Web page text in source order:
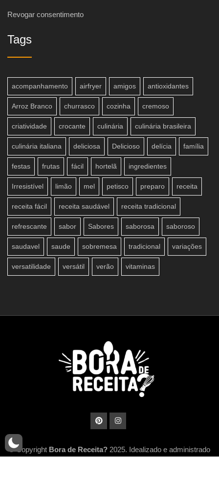
Revogar consentimento
Tags
acompanhamento airfryer amigos antioxidantes
Arroz Branco churrasco cozinha cremoso
criatividade crocante culinária culinária brasileira
culinária italiana deliciosa Delicioso delícia família
festas frutas fácil hortelã ingredientes
Irresistível limão mel petisco preparo receita
receita fácil receita saudável receita tradicional
refrescante sabor Sabores saborosa saboroso
saudavel saude sobremesa tradicional variações
versatilidade versátil verão vitaminas
© Copyright Bora de Receita? 2025. Idealizado e administrado